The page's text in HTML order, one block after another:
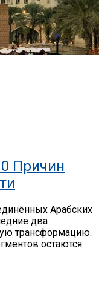
Причин
Арабских
два
трансформацию.
остаются